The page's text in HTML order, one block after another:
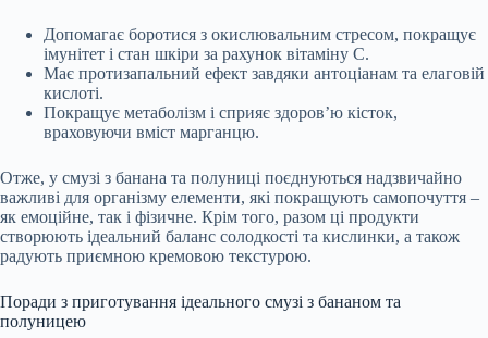
Допомагає боротися з окислювальним стресом, покращує
імунітет і стан шкіри за рахунок вітаміну С.
Має протизапальний ефект завдяки антоціанам та елаговій
кислоті.
Покращує метаболізм і сприяє здоров’ю кісток,
враховуючи вміст марганцю.
Отже, у смузі з банана та полуниці поєднуються надзвичайно
важливі для організму елементи, які покращують самопочуття –
як емоційне, так і фізичне. Крім того, разом ці продукти
створюють ідеальний баланс солодкості та кислинки, а також
радують приємною кремовою текстурою.
Поради з приготування ідеального смузі з бананом та
полуницею